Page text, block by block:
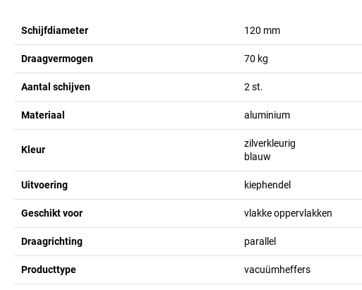
Schijfdiameter 120 mm
Draagvermogen 70 kg
Aantal schijven 2 st.
Materiaal aluminium
Kleur
zilverkleurig
blauw
Uitvoering kiephendel
Geschikt voor vlakke oppervlakken
Draagrichting parallel
Producttype vacuümheffers